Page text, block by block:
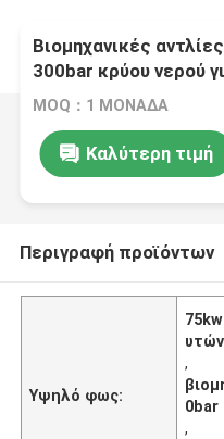
Βιομηχανικές
300bar κρύου νερού
MOQ：1 ΜΟΝΑΔΑ
Καλύτερη τιμή
Περιγραφή προϊόντων
Υψηλό φως:
υτών
,
0bar
,